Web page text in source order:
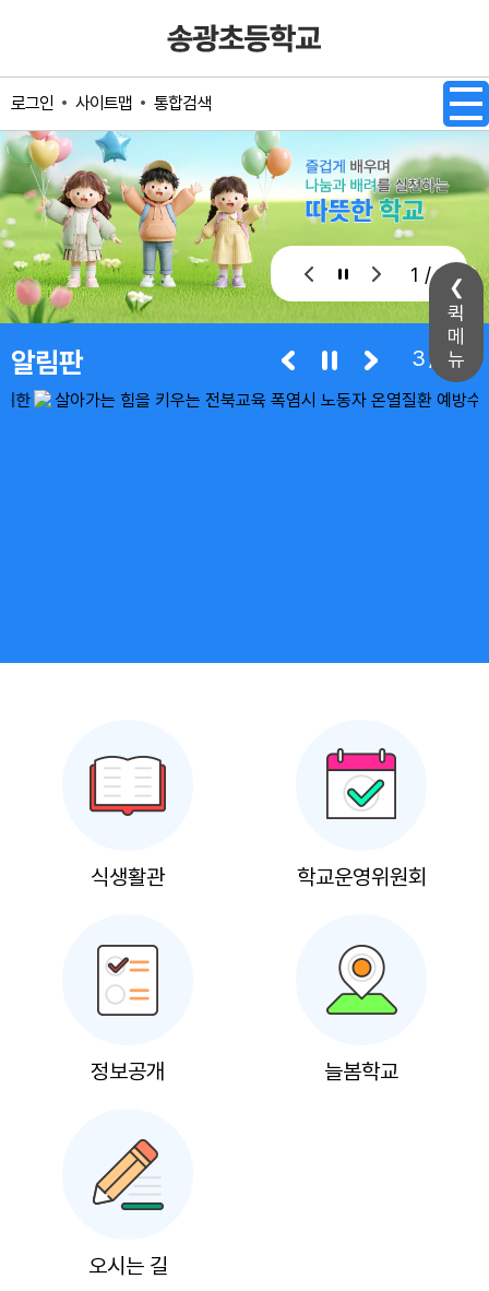
퀵
메
뉴
로그인 사이트맵 통합검색
1 / 1
알림판 3/9
식생활관 학교운영위원회
정보공개 늘봄학교
오시는 길